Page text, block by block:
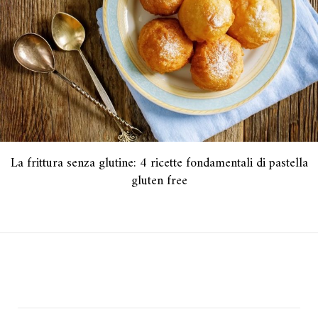
La frittura senza glutine: 4 ricette fondamentali di pastella
gluten free